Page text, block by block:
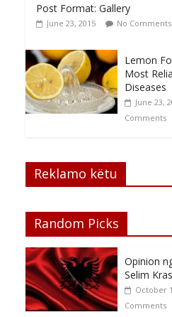
Post Format: Gallery
June 23, 2015 No Comments
Lemon
Most
Diseases
June 23,
Comments
Reklamo këtu
Random Picks
Opinion
Selim
October
Comments